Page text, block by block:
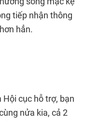
tiếp nhận thông
hẳn.
cục hỗ trợ, bạn
nửa kia, cả 2